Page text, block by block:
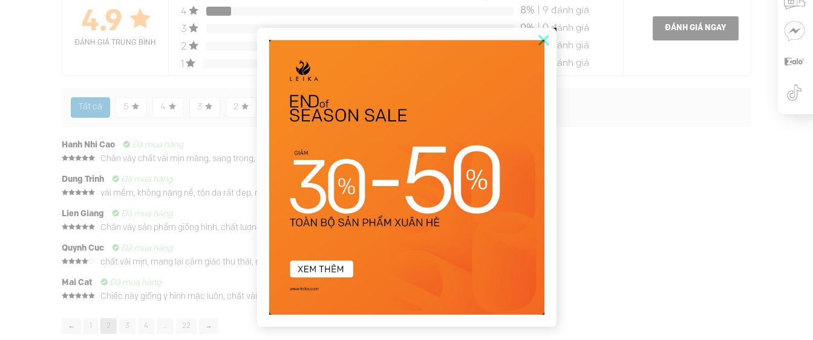
×
4.9
ĐÁNH GIÁ TRUNG BÌNH
4
8% | 9 đánh giá
3
0% | 0 đánh giá
2
| 0 đánh giá
| 0 đánh giá
ĐÁNH GIÁ NGAY
Tất cả 5 4 3 2 Có video Có ảnh
Hanh Nhi Cao Đã mua hàng
sao
Chân váy chất vải mịn màng, sang trọng, sản phẩm giống hình. đồ leika luôn chất lượng.
Dung Trinh Đã mua hàng
hạng
5
sao
vải mềm, không nặng nề, tôn da rất đẹp, màu sắc nhã nhặn. phối cùng áo blouse rất nữ tính và tinh tế.
Lien Giang Đã mua hàng
55
sao
Chân váy sản phẩm giống hình, chất lượng với giá tiền. thích đồ của brand lắm.
Quynh Cuc Đã mua hàng
hạng4
chất vải mịn, mang lại cảm giác thư thái, đứng dáng đẹp, chỉn chu sang trọng.
Mai Cat Đã mua hàng
Chiếc này giống y hình mặc luôn, chất vải cao cấp, không nhăn.
← 1 2 3 4 … 22 →